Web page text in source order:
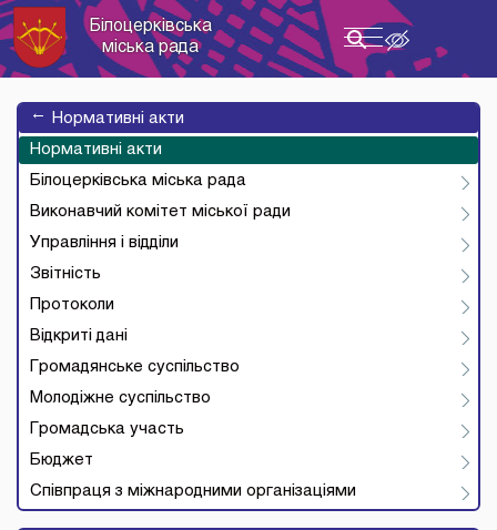
Toggle
navigation
Білоцерківська
міська рада
→
Нормативні акти
Нормативні акти
Білоцерківська міська рада
Виконавчий комітет міської ради
Управління і відділи
Звітність
Протоколи
Відкриті дані
Громадянське суспільство
Молодіжне суспільство
Громадська участь
Бюджет
Співпраця з міжнародними організаціями